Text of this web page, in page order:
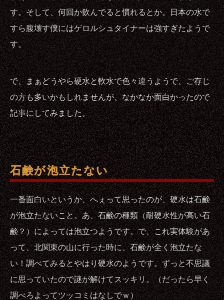
す。そして、何回か飲んでると慣れるとか。日本の水で
すら腹壊す僕にはゲロルシュタイナーは強すぎたようで
す。
で、まぁどうやら硬水と軟水で色々違うようで、ご存じ
の方も多いかもしれませんが、なかなか面白かったので
記事にしてみました。
石鹸が泡立たない
一番面白いというか、へぇって思ったのが、硬水は石鹸
が泡立たないこと。あ、石鹸の種類（耐硬水性が高い石
鹸？）によっては泡立つようです。で、これ実体験があ
って、北関東の山に行った時に、石鹸が全く泡立たな
い！調べてみるとやはり硬水のようです。ずっと不思議
に思っていたので謎が解けてスッキリ。（だったら早く
調べろよってツッコミはなしでｗ）